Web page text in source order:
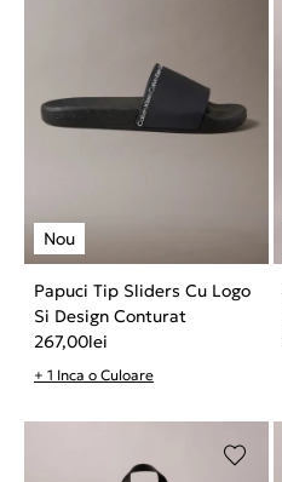
Papuci Tip Sliders Cu Logo
Si Design Conturat
267,00lei
+ 1 Inca o Culoare